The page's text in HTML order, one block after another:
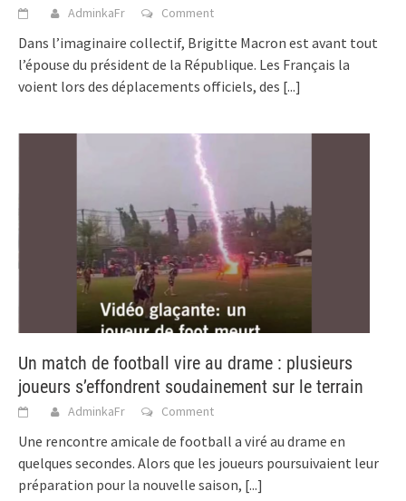
AdminkaFr Comment
Dans l’imaginaire collectif, Brigitte Macron est avant tout
l’épouse du président de la République. Les Français la
voient lors des déplacements officiels, des [...]
Un match de football vire au drame : plusieurs
joueurs s’effondrent soudainement sur le terrain
AdminkaFr Comment
Une rencontre amicale de football a viré au drame en
quelques secondes. Alors que les joueurs poursuivaient leur
préparation pour la nouvelle saison, [...]